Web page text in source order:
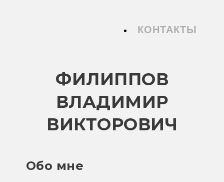
КОНТАКТЫ
ФИЛИППОВ
ВЛАДИМИР
ВИКТОРОВИЧ
Обо мне